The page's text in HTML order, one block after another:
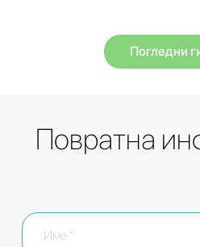
Погледни
Повратна